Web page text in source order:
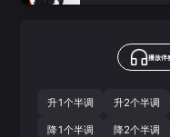
播放伴
升1个半调 升2个半调
降1个半调 降2个半调